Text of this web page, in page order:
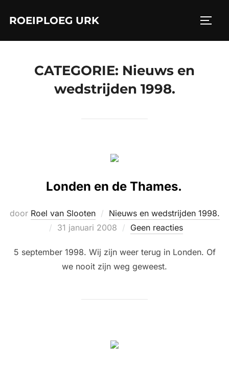
naarROEIPLOEG URK
CATEGORIE: Nieuws en
wedstrijden 1998.
Londen en de Thames.
door Roel van Slooten
Nieuws en wedstrijden 1998.
Geplaatst
31 januari 2008 Geen reacties
5 september 1998. Wij zijn weer terug in Londen. Of
we nooit zijn weg geweest.